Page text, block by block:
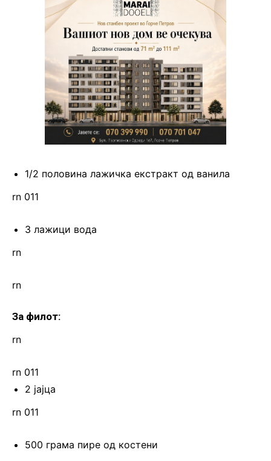
1/2 половина лажичка екстракт од ванила
rn 011
3 лажици вода
rn
rn
За филот:
rn
rn 011
2 јајца
rn 011
500 грама пире од костени